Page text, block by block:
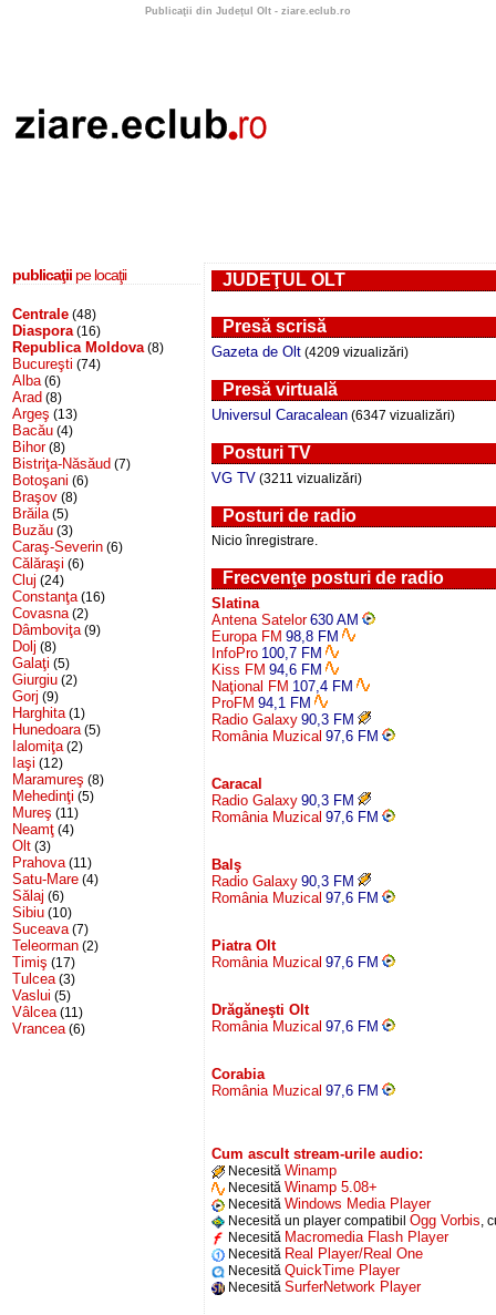
Publicaţii din Judeţul Olt - ziare.eclub.ro
publicaţii pe locaţii
Centrale (48)
Diaspora (16)
Republica Moldova (8)
Bucureşti (74)
Alba (6)
Arad (8)
Argeş (13)
Bacău (4)
Bihor(8)
Bistriţa-Năsăud (7)
Botoşani (6)
Braşov (8)
Brăila (5)
Buzău (3)
Caraş-Severin (6)
Călăraşi (6)
Cluj (24)
Constanţa (16)
Covasna (2)
Dâmboviţa (9)
Dolj (8)
Galaţi (5)
Giurgiu (2)
Gorj (9)
Harghita (1)
Hunedoara (5)
Ialomiţa (2)
Iaşi (12)
Maramureş (8)
Mehedinţi (5)
Mureş (11)
Neamţ (4)
Olt (3)
Prahova (11)
Satu-Mare (4)
Sălaj (6)
Sibiu (10)
Suceava (7)
Teleorman (2)
Timiş (17)
Tulcea (3)
Vaslui (5)
Vâlcea (11)
Vrancea (6)
JUDEŢUL OLT
Presă scrisă
Gazeta de Olt (4209 vizualizări)
Presă virtuală
Universul Caracalean (6347 vizualizări)
Posturi TV
VG TV (3211 vizualizări)
Posturi de radio
Nicio înregistrare.
Frecvenţe posturi de radio
Slatina
Antena Satelor 630 AM
Europa FM 98,8 FM
InfoPro 100,7 FM
Kiss FM 94,6 FM
Naţional FM 107,4 FM
ProFM 94,1 FM
Radio Galaxy 90,3 FM
România Muzical 97,6 FM
Caracal
Radio Galaxy 90,3 FM
România Muzical 97,6 FM
Balş
Radio Galaxy 90,3 FM
România Muzical 97,6 FM
Piatra Olt
România Muzical 97,6 FM
Drăgăneşti Olt
România Muzical 97,6 FM
Corabia
România Muzical 97,6 FM
Cum ascult stream-urile audio:
Necesită Winamp
Necesită Winamp 5.08+
Necesită Windows Media Player
Necesită un player compatibil Ogg Vorbis,
Necesită Macromedia Flash Player
Necesită Real Player/Real One
Necesită QuickTime Player
Necesită SurferNetwork Player